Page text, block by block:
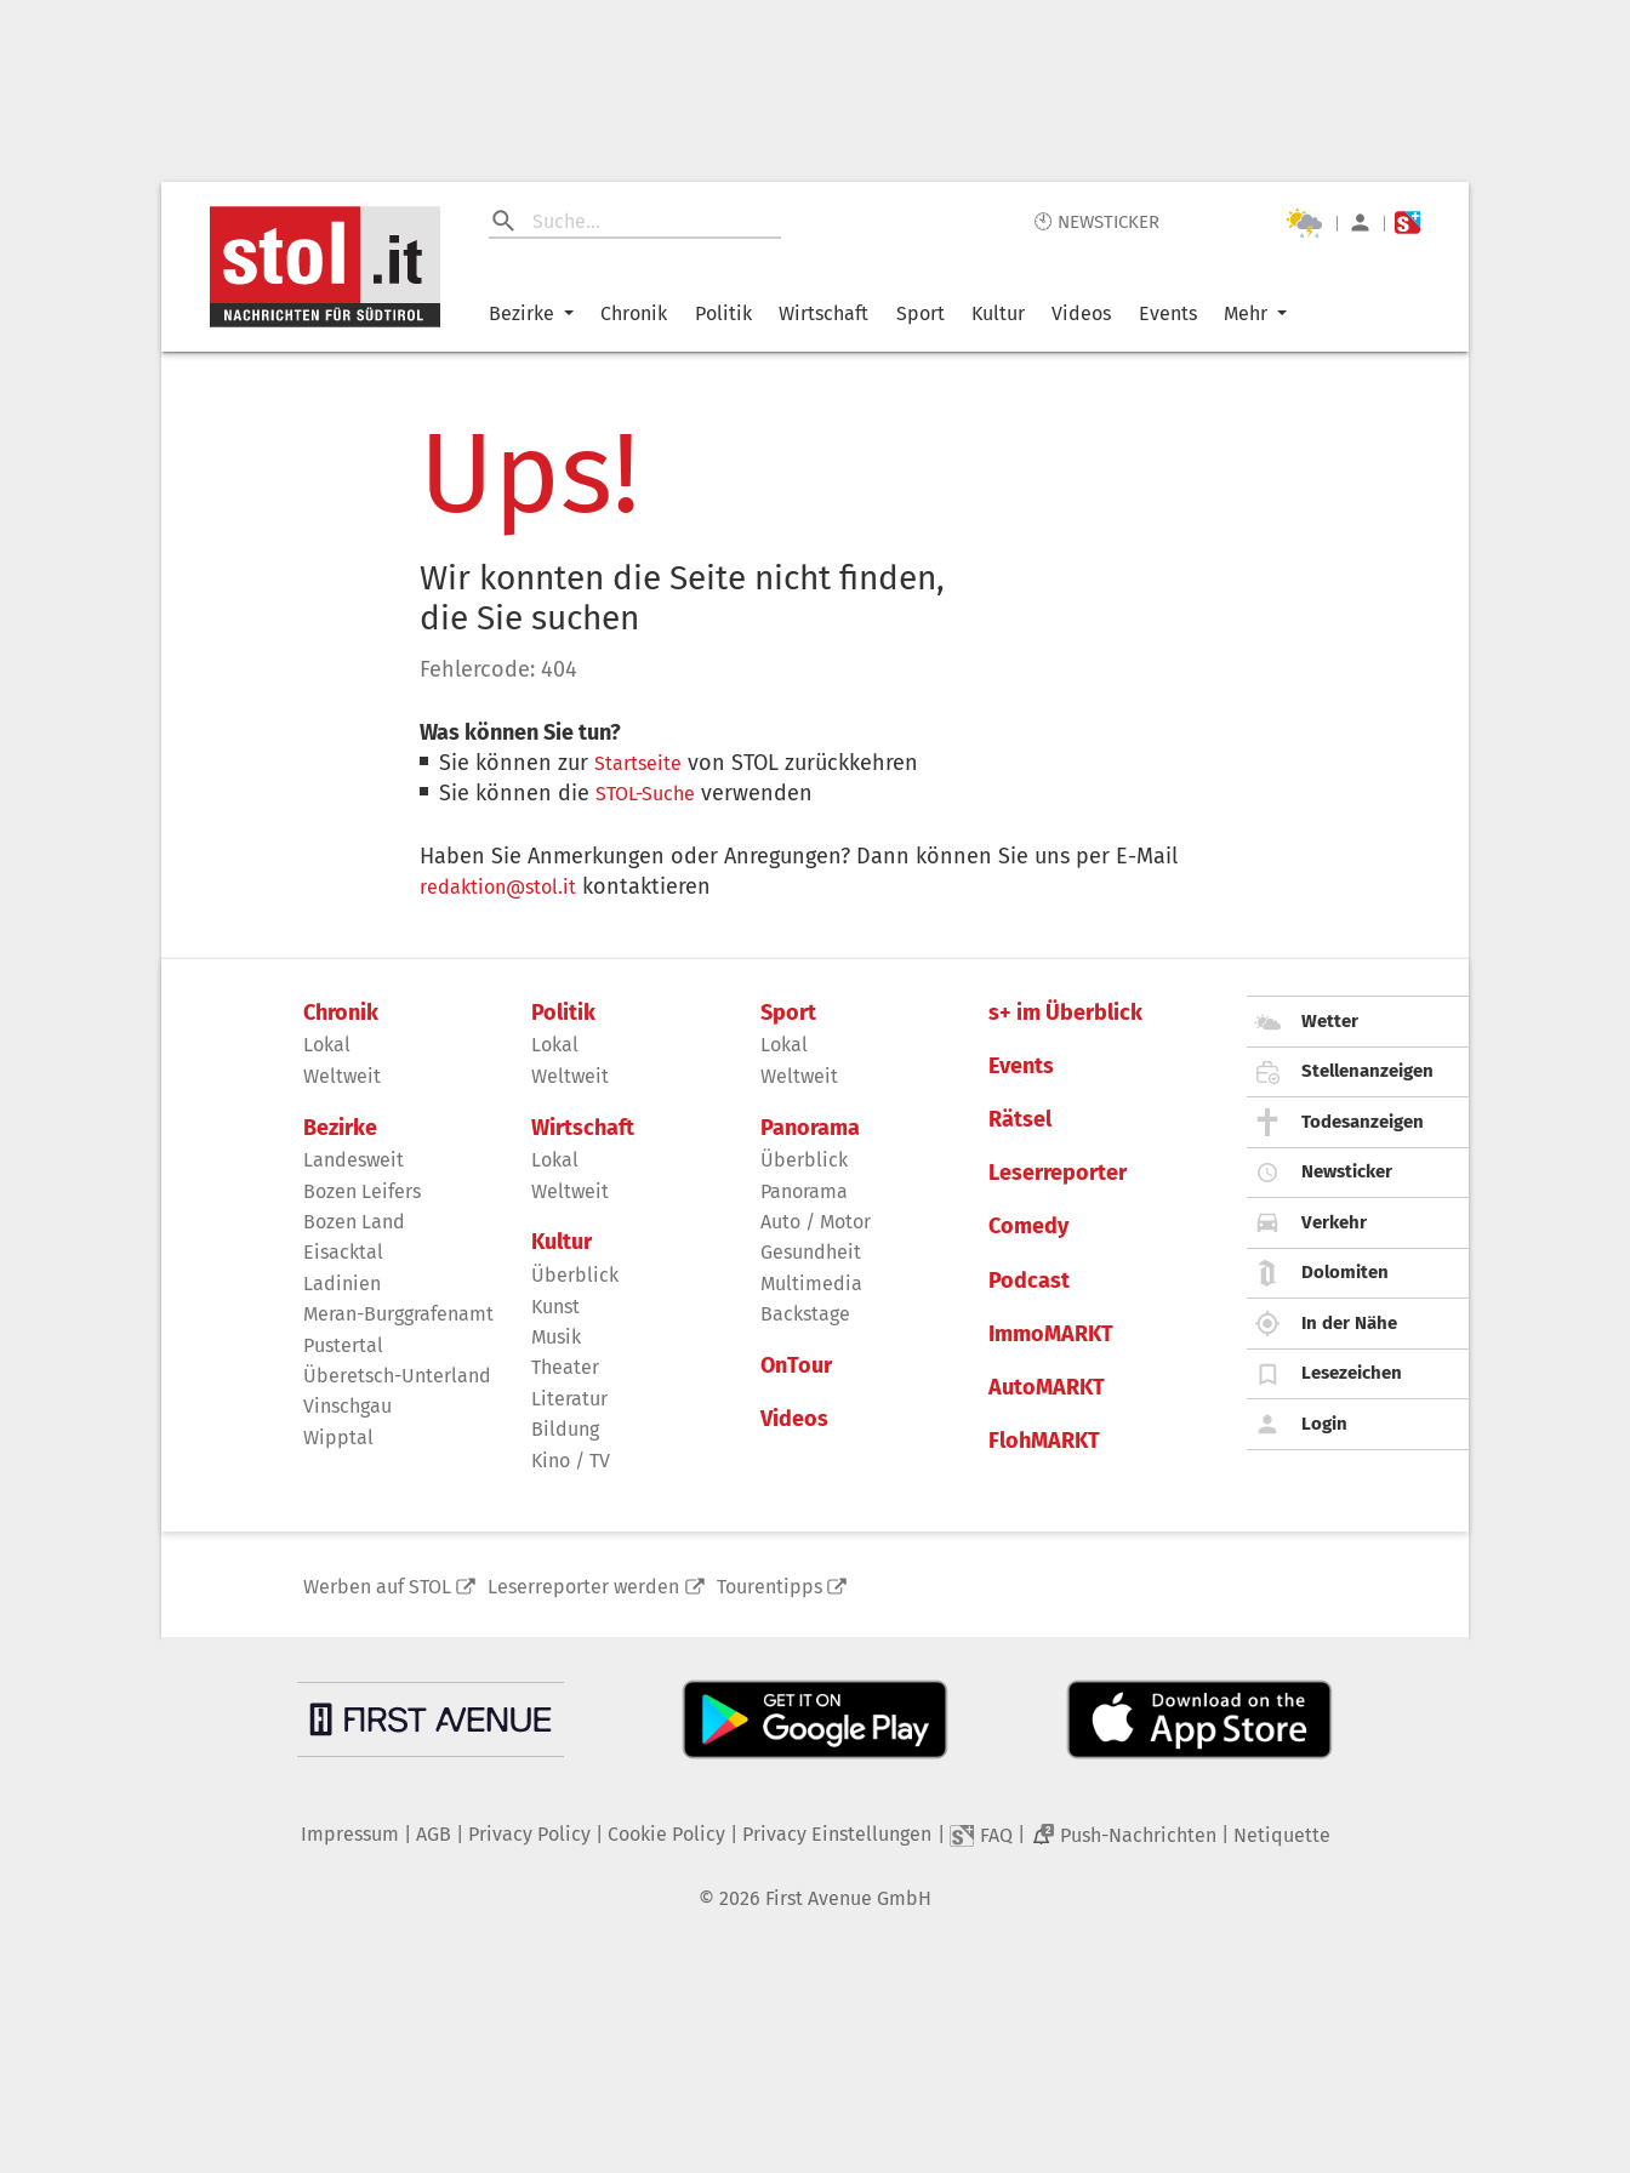
🕙 NEWSTICKER | |
Bezirke Chronik Politik Wirtschaft Sport Kultur Videos Events Mehr
Ups!
Wir konnten die Seite nicht finden,
die Sie suchen
Fehlercode: 404
Was können Sie tun?
Sie können zurStartseite von STOL zurückkehren
Sie können dieSTOL-Suche verwenden
Haben Sie Anmerkungen oder Anregungen? Dann können Sie uns per E-Mail
redaktion@stol.it kontaktieren
Chronik
Lokal
Weltweit
Bezirke
Landesweit
Bozen Leifers
Bozen Land
Eisacktal
Ladinien
Meran-Burggrafenamt
Pustertal
Überetsch-Unterland
Vinschgau
Wipptal
Politik
Lokal
Weltweit
Wirtschaft
Lokal
Weltweit
Kultur
Überblick
Kunst
Musik
Theater
Literatur
Bildung
Kino / TV
Sport
Lokal
Weltweit
Panorama
Überblick
Panorama
Auto / Motor
Gesundheit
Multimedia
Backstage
OnTour
Videos
s+ im Überblick
Events
Rätsel
Leserreporter
Comedy
Podcast
ImmoMARKT
AutoMARKT
FlohMARKT
Wetter
Stellenanzeigen
Todesanzeigen
Newsticker
Verkehr
Dolomiten
In der Nähe
Lesezeichen
Login
Werben auf STOL Leserreporter werden Tourentipps
Impressum AGB Privacy Policy| Cookie Policy| Privacy Einstellungen FAQ 2 Push-Nachrichten Netiquette
© 2026 First Avenue GmbH